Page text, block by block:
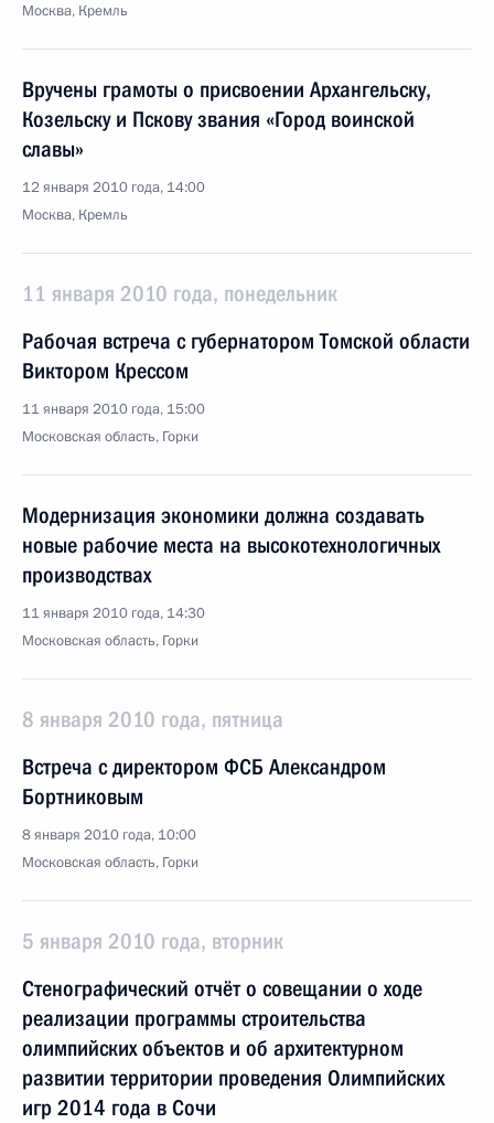
Москва, Кремль
Вручены грамоты о присвоении Архангельску,
Козельску и Пскову звания «Город воинской
славы»
12 января 2010 года, 14:00
Москва, Кремль
11 января 2010 года, понедельник
Рабочая встреча с губернатором Томской области
Виктором Крессом
11 января 2010 года, 15:00
Московская область, Горки
Модернизация экономики должна создавать
новые рабочие места на высокотехнологичных
производствах
11 января 2010 года, 14:30
Московская область, Горки
8 января 2010 года, пятница
Встреча с директором ФСБ Александром
Бортниковым
8 января 2010 года, 10:00
Московская область, Горки
5 января 2010 года, вторник
Стенографический отчёт о совещании о ходе
реализации программы строительства
олимпийских объектов и об архитектурном
развитии территории проведения Олимпийских
игр 2014 года в Сочи